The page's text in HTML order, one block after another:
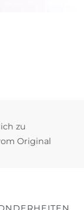
zu
Original